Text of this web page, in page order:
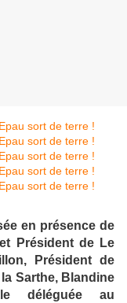
en présence de
Président de Le
Président de
Sarthe, Blandine
déléguée au